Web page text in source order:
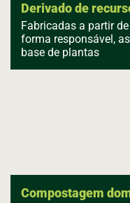
Derivado de
Fabricadas a partir
forma responsável,
base de plantas
Compostagem